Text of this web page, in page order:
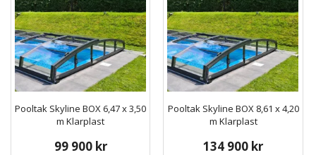
Pooltak Skyline BOX 6,47 x 3,50
m Klarplast
99 900 kr
Pooltak Skyline BOX 8,61 x 4,20
m Klarplast
134 900 kr